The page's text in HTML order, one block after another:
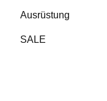
Ausrüstung
SALE